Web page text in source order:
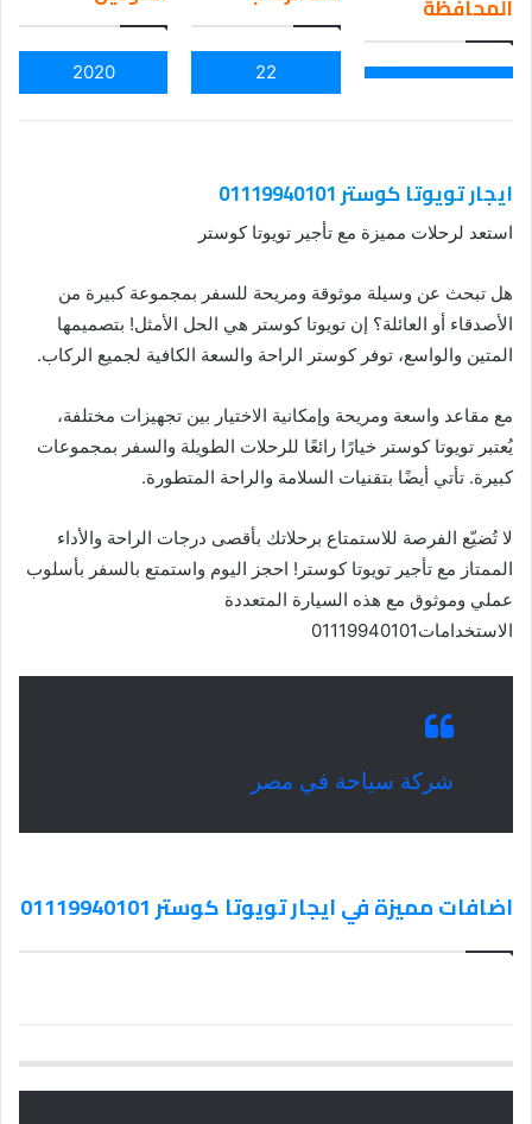
المحافظة
22
2020
ايجار تويوتا كوستر 01119940101
استعد لرحلات مميزة مع تأجير تويوتا كوستر
هل تبحث عن وسيلة موثوقة ومريحة للسفر بمجموعة كبيرة من
الأصدقاء أو العائلة؟ إن تويوتا كوستر هي الحل الأمثل! بتصميمها
المتين والواسع، توفر كوستر الراحة والسعة الكافية لجميع الركاب.
مع مقاعد واسعة ومريحة وإمكانية الاختيار بين تجهيزات مختلفة،
يُعتبر تويوتا كوستر خيارًا رائعًا للرحلات الطويلة والسفر بمجموعات
كبيرة. تأتي أيضًا بتقنيات السلامة والراحة المتطورة.
لا تُضيّع الفرصة للاستمتاع برحلاتك بأقصى درجات الراحة والأداء
الممتاز مع تأجير تويوتا كوستر! احجز اليوم واستمتع بالسفر بأسلوب
عملي وموثوق مع هذه السيارة المتعددة
الاستخدامات01119940101
شركة سياحة في مصر
اضافات مميزة في ايجار تويوتا كوستر 01119940101